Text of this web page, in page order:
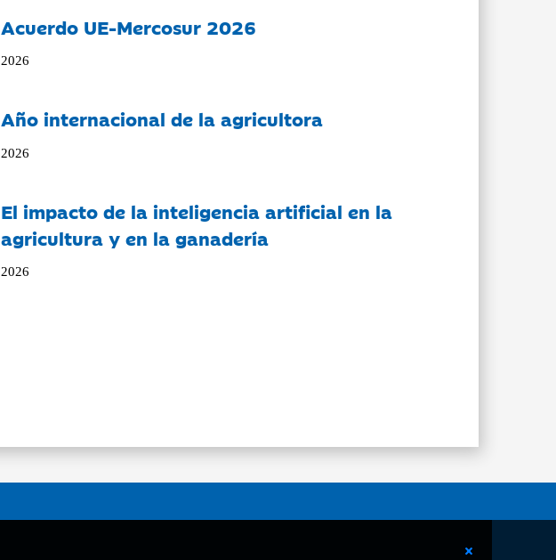
Acuerdo UE-Mercosur 2026
2026
Año internacional de la agricultora
2026
El impacto de la inteligencia artificial en la
agricultura y en la ganadería
2026